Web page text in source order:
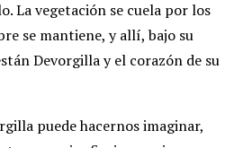
La vegetación se cuela por los
se mantiene, y allí, bajo su
Devorgilla y el corazón de su
puede hacernos imaginar,